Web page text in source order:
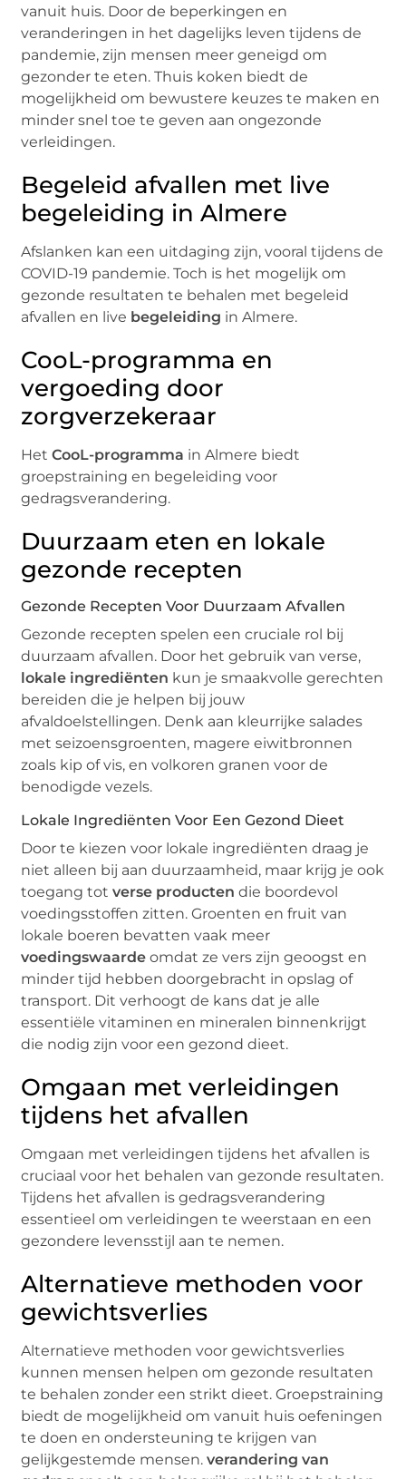
vanuit huis. Door de beperkingen en
veranderingen in het dagelijks leven tijdens de
pandemie, zijn mensen meer geneigd om
gezonder te eten. Thuis koken biedt de
mogelijkheid om bewustere keuzes te maken en
minder snel toe te geven aan ongezonde
verleidingen.
Begeleid afvallen met live
begeleiding in Almere
Afslanken kan een uitdaging zijn, vooral tijdens de
COVID-19 pandemie. Toch is het mogelijk om
gezonde resultaten te behalen met begeleid
afvallen en live begeleiding in Almere.
CooL-programma en
vergoeding door
zorgverzekeraar
HetCooL-programma in Almere biedt
groepstraining en begeleiding voor
gedragsverandering.
Duurzaam eten en lokale
gezonde recepten
Gezonde Recepten Voor Duurzaam Afvallen
Gezonde recepten spelen een cruciale rol bij
duurzaam afvallen. Door het gebruik van verse,
lokale ingrediënten kun je smaakvolle gerechten
bereiden die je helpen bij jouw
afvaldoelstellingen. Denk aan kleurrijke salades
met seizoensgroenten, magere eiwitbronnen
zoals kip of vis, en volkoren granen voor de
benodigde vezels.
Lokale Ingrediënten Voor Een Gezond Dieet
Door te kiezen voor lokale ingrediënten draag je
niet alleen bij aan duurzaamheid, maar krijg je ook
toegang totverse producten die boordevol
voedingsstoffen zitten. Groenten en fruit van
lokale boeren bevatten vaak meer
voedingswaarde omdat ze vers zijn geoogst en
minder tijd hebben doorgebracht in opslag of
transport. Dit verhoogt de kans dat je alle
essentiële vitaminen en mineralen binnenkrijgt
die nodig zijn voor een gezond dieet.
Omgaan met verleidingen
tijdens het afvallen
Omgaan met verleidingen tijdens het afvallen is
cruciaal voor het behalen van gezonde resultaten.
Tijdens het afvallen is gedragsverandering
essentieel om verleidingen te weerstaan en een
gezondere levensstijl aan te nemen.
Alternatieve methoden voor
gewichtsverlies
Alternatieve methoden voor gewichtsverlies
kunnen mensen helpen om gezonde resultaten
te behalen zonder een strikt dieet. Groepstraining
biedt de mogelijkheid om vanuit huis oefeningen
te doen en ondersteuning te krijgen van
gelijkgestemde mensen.verandering van